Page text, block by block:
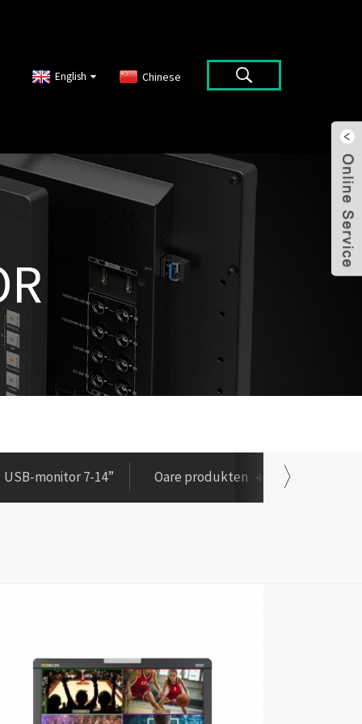
English Chinese
USB-monitor 7-14” Oare produkten